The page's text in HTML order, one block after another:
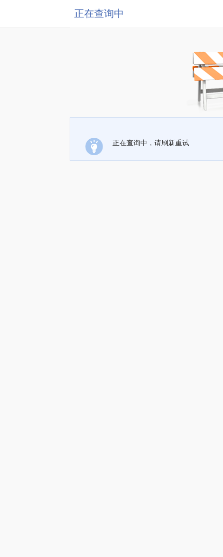
正在查询中
正在查询中，请刷新重试